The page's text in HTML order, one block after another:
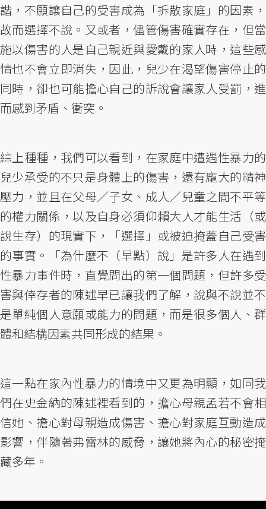
諧，不願讓自己的受害成為「拆散家庭」的因素，
故而選擇不說。又或者，儘管傷害確實存在，但當
施以傷害的人是自己親近與愛戴的家人時，這些感
情也不會立即消失，因此，兒少在渴望傷害停止的
同時，卻也可能擔心自己的訴說會讓家人受罰，進
而感到矛盾、衝突。
綜上種種，我們可以看到，在家庭中遭遇性暴力的
兒少承受的不只是身體上的傷害，還有龐大的精神
壓力，並且在父母／子女、成人／兒童之間不平等
的權力關係，以及自身必須仰賴大人才能生活（或
說生存）的現實下，「選擇」或被迫掩蓋自己受害
的事實。「為什麼不（早點）說」是許多人在遇到
性暴力事件時，直覺問出的第一個問題，但許多受
害與倖存者的陳述早已讓我們了解，說與不說並不
是單純個人意願或能力的問題，而是很多個人、群
體和結構因素共同形成的結果。
這一點在家內性暴力的情境中又更為明顯，如同我
們在史金納的陳述裡看到的，擔心母親孟若不會相
信她、擔心對母親造成傷害、擔心對家庭互動造成
影響，伴隨著弗雷林的威脅，讓她將內心的秘密掩
藏多年。